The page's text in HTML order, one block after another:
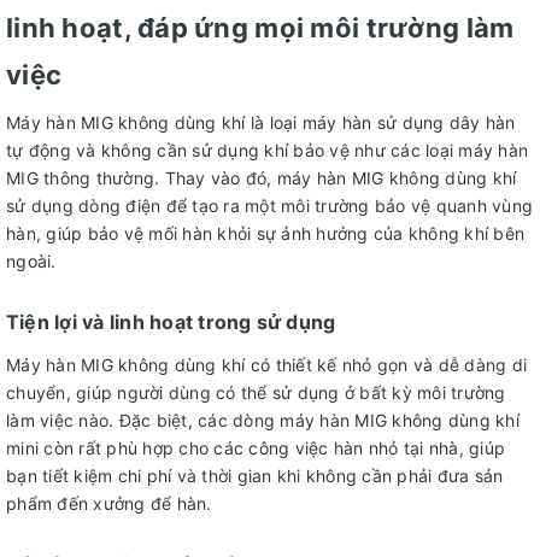
linh hoạt, đáp ứng mọi môi trường làm
việc
Máy hàn MIG không dùng khí là loại máy hàn sử dụng dây hàn
tự động và không cần sử dụng khí bảo vệ như các loại máy hàn
MIG thông thường. Thay vào đó, máy hàn MIG không dùng khí
sử dụng dòng điện để tạo ra một môi trường bảo vệ quanh vùng
hàn, giúp bảo vệ mối hàn khỏi sự ảnh hưởng của không khí bên
ngoài.
Tiện lợi và linh hoạt trong sử dụng
Máy hàn MIG không dùng khí có thiết kế nhỏ gọn và dễ dàng di
chuyển, giúp người dùng có thể sử dụng ở bất kỳ môi trường
làm việc nào. Đặc biệt, các dòng máy hàn MIG không dùng khí
mini còn rất phù hợp cho các công việc hàn nhỏ tại nhà, giúp
bạn tiết kiệm chi phí và thời gian khi không cần phải đưa sản
phẩm đến xưởng để hàn.